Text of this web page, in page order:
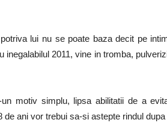
lui nu se poate baza decit pe
2011, vine in tromba,
motiv simplu, lipsa abilitatii de a
ani vor trebui sa-si astepte rindul